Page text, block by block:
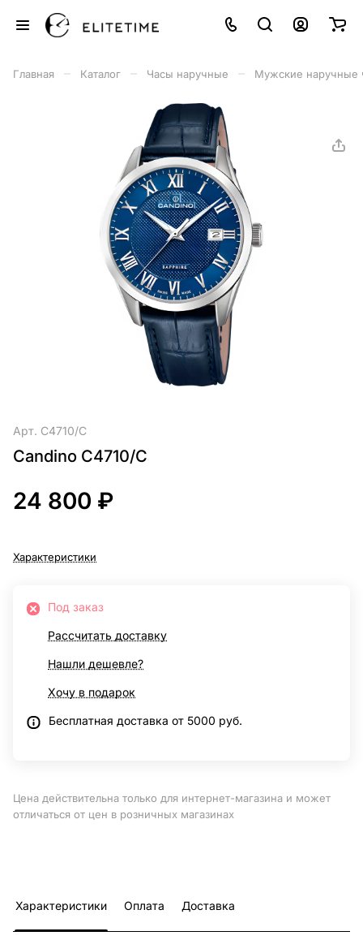
Главная Каталог Часы наручные Мужские наручные
Арт. C4710/C
Candino C4710/C
24 800 ₽
Характеристики
Под заказ
Рассчитать доставку
Нашли дешевле?
Хочу в подарок
Бесплатная доставка от 5000 руб.
Цена действительна только для интернет-магазина и может
отличаться от цен в розничных магазинах
Характеристики Оплата Доставка